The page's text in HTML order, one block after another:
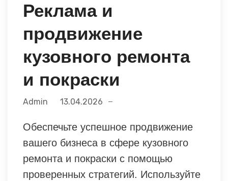
Реклама и
продвижение
кузовного ремонта
и покраски
Admin 13.04.2026
Обеспечьте успешное продвижение
вашего бизнеса в сфере кузовного
ремонта и покраски с помощью
проверенных стратегий. Используйте